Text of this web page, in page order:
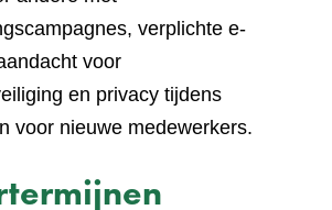
verplichte e-
voor
en privacy tijdens
voor nieuwe medewerkers.